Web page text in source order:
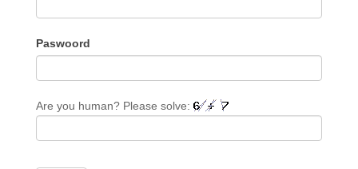
Paswoord
Are you human? Please solve: